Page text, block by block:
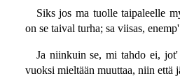
Siks jos ma tuolle taipaleelle
on se taival turha; sa viisas,
Ja niinkuin se, mi tahdo ei,
vuoksi mieltään muuttaa, niin että